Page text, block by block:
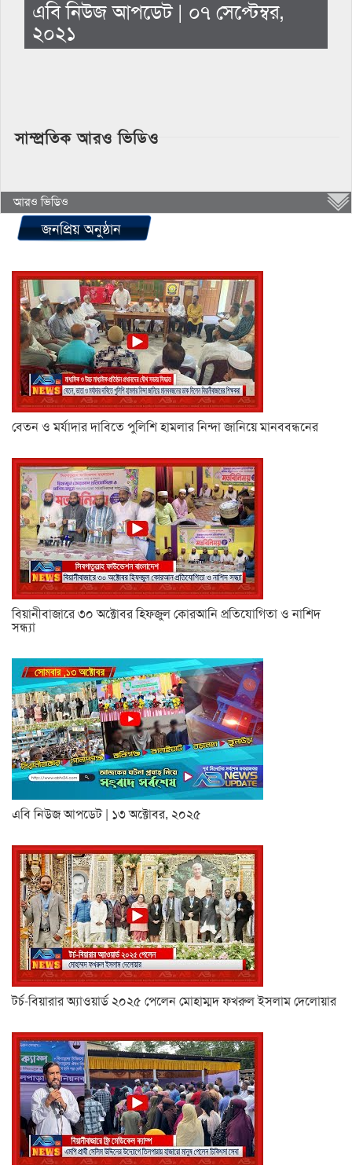
এবি নিউজ আপডেট | ০৭ সেপ্টেম্বর,
২০২১
সাম্প্রতিক আরও ভিডিও
আরও ভিডিও
জনপ্রিয় অনুষ্ঠান
বেতন ও মর্যাদার দাবিতে পুলিশি হামলার নিন্দা জানিয়ে মানববন্ধনের
বিয়ানীবাজারে ৩০ অক্টোবর হিফজুল কোরআনি প্রতিযোগিতা ও নাশিদ
সন্ধ্যা
এবি নিউজ আপডেট | ১৩ অক্টোবর, ২০২৫
টর্চ-বিয়ারার অ্যাওয়ার্ড ২০২৫ পেলেন মোহাম্মদ ফখরুল ইসলাম দেলোয়ার